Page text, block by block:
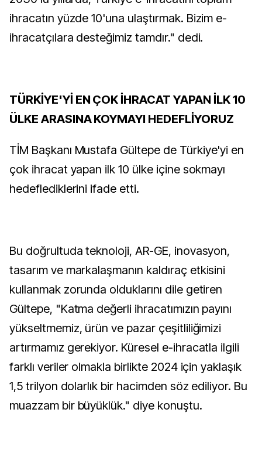
ihracatın yüzde 10'una ulaştırmak. Bizim e-
ihracatçılara desteğimiz tamdır." dedi.
TÜRKİYE'Yİ EN ÇOK İHRACAT YAPAN İLK 10
ÜLKE ARASINA KOYMAYI HEDEFLİYORUZ
TİM Başkanı Mustafa Gültepe de Türkiye'yi en
çok ihracat yapan ilk 10 ülke içine sokmayı
hedeflediklerini ifade etti.
Bu doğrultuda teknoloji, AR-GE, inovasyon,
tasarım ve markalaşmanın kaldıraç etkisini
kullanmak zorunda olduklarını dile getiren
Gültepe, "Katma değerli ihracatımızın payını
yükseltmemiz, ürün ve pazar çeşitliliğimizi
artırmamız gerekiyor. Küresel e-ihracatla ilgili
farklı veriler olmakla birlikte 2024 için yaklaşık
1,5 trilyon dolarlık bir hacimden söz ediliyor. Bu
muazzam bir büyüklük." diye konuştu.